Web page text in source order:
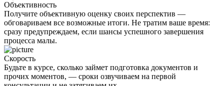
Объективность
Получите объективную оценку своих перспектив —
обговариваем все возможные итоги. Не тратим ваше время:
сразу предупреждаем, если шансы успешного завершения
процесса малы.
Скорость
Будьте в курсе, сколько займет подготовка документов и
прочих моментов, — сроки озвучиваем на первой